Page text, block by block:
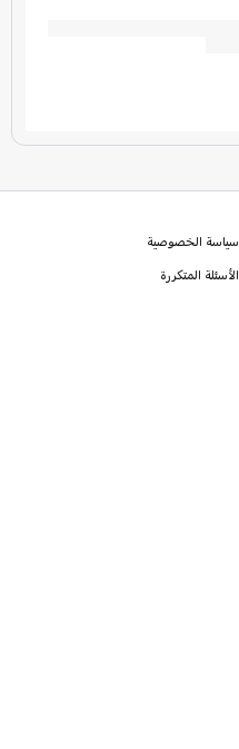
سياسة الخصوصية
الأسئلة المتكررة